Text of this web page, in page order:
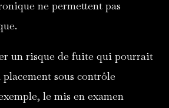
ne permettent pas
un risque de fuite qui pourrait
sous contrôle
le mis en examen